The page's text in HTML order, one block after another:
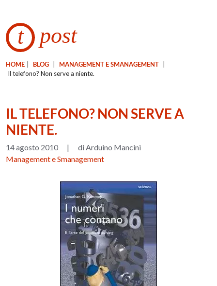
t post
HOME BLOG MANAGEMENT E SMANAGEMENT
Il telefono? Non serve a niente.
IL TELEFONO? NON SERVE A
NIENTE.
14 agosto 2010 |
di Arduino Mancini
Management e Smanagement